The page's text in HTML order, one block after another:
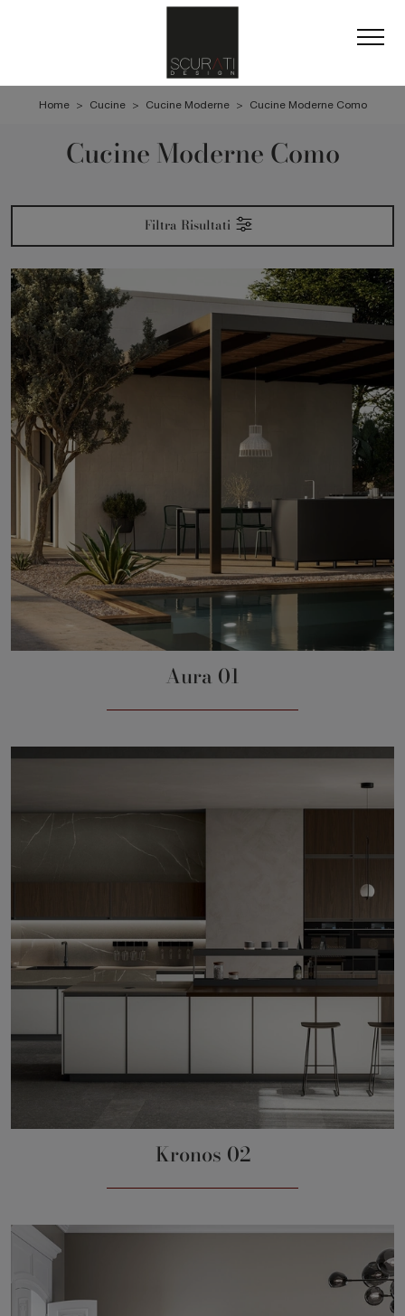
Home > Cucine > Cucine Moderne > Cucine Moderne Como
Cucine Moderne Como
Filtra Risultati
Aura 01
Kronos 02